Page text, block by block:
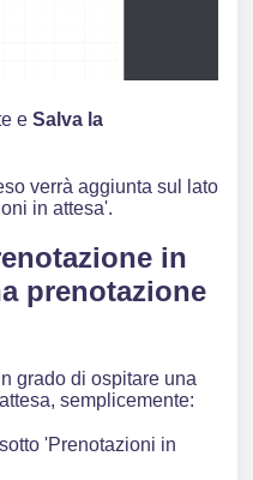
e Salva la
verrà aggiunta sul lato
in attesa'.
in
prenotazione
grado di ospitare una
semplicemente:
'Prenotazioni in